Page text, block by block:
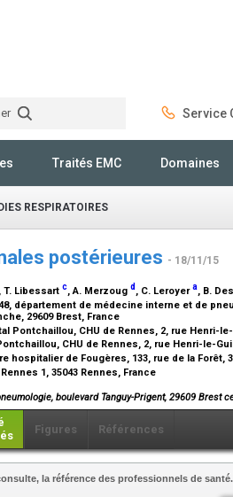
Service
Traités EMC Domaines
RESPIRATOIRES
postérieures - 18/11/15
, T. Libessart c, A. Merzoug d , C. Leroyera, B.
148, département de médecine interne et de
29609 Brest, France
Pontchaillou, CHU de Rennes, 2, rue Henri-
CHU de Rennes, 2, rue Henri-le-
hospitalier de Fougères, 133, rue de la Forêt,
1, 35043 Rennes, France
boulevard Tanguy-Prigent, 29609 Brest
Figures Références
la référence des professionnels de santé.